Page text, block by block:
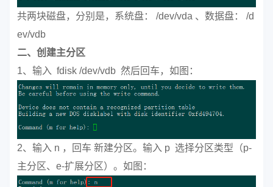
共两块磁盘，分别是，系统盘： /dev/vda 、数据盘： /d
ev/vdb
二、创建主分区
1、输入 fdisk /dev/vdb 然后回车，如图：
2、输入 n ，回车 新建分区。输入 p 选择分区类型（p-
主分区、e-扩展分区）。如图：